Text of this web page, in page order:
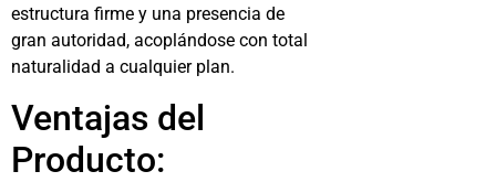
estructura firme y una presencia de
gran autoridad, acoplándose con total
naturalidad a cualquier plan.
Ventajas del
Producto: